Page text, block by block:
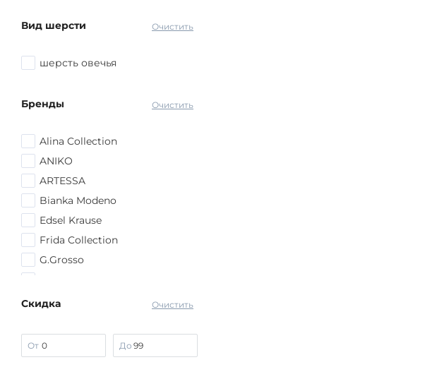
Очистить
Вид шерсти
шерсть овечья
Очистить
Бренды
Alina Collection
ANIKO
ARTESSA
Bianka Modeno
Edsel Krause
Frida Collection
G.Grosso
lava
MIO IMPERATRICE
No name
Очистить
Скидка
От До